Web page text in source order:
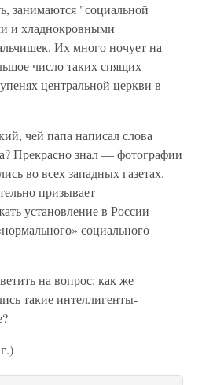
занимаются "социальной
и хладнокровными
Их много ночует на
число таких спящих
центральной церкви в
чей папа написал слова
Прекрасно знал — фотографии
во всех западных газетах.
призывает
установление в России
социального
на вопрос: как же
такие интеллигенты-